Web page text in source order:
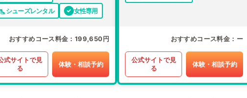
シューズレンタル
女性専用
おすすめコース料金 199,650円
式サイトで見
る
体験・相談予約
おすすめコース料金 ー
公式サイトで見
る
体験・相談予約